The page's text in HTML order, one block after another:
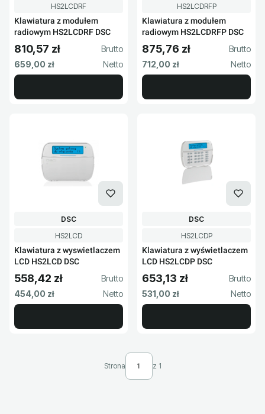
Kod produktu
HS2LCDRF
Klawiatura z modułem
radiowym HS2LCDRF DSC
Cena brutto
810,57 zł
Cena netto
659,00 zł
Kod produktu
HS2LCDRFP
Klawiatura z modułem
radiowym HS2LCDRFP DSC
Cena brutto
875,76 zł
Cena netto
712,00 zł
Kod produktu
HS2LCD
Klawiatura z wyswietlaczem
LCD HS2LCD DSC
PRODUCENT
DSC
Cena brutto
558,42 zł
Cena netto
454,00 zł
Kod produktu
HS2LCDP
Klawiatura z wyświetlaczem
LCD HS2LCDP DSC
PRODUCENT
DSC
Cena brutto
653,13 zł
Cena netto
531,00 zł
Strona z 1